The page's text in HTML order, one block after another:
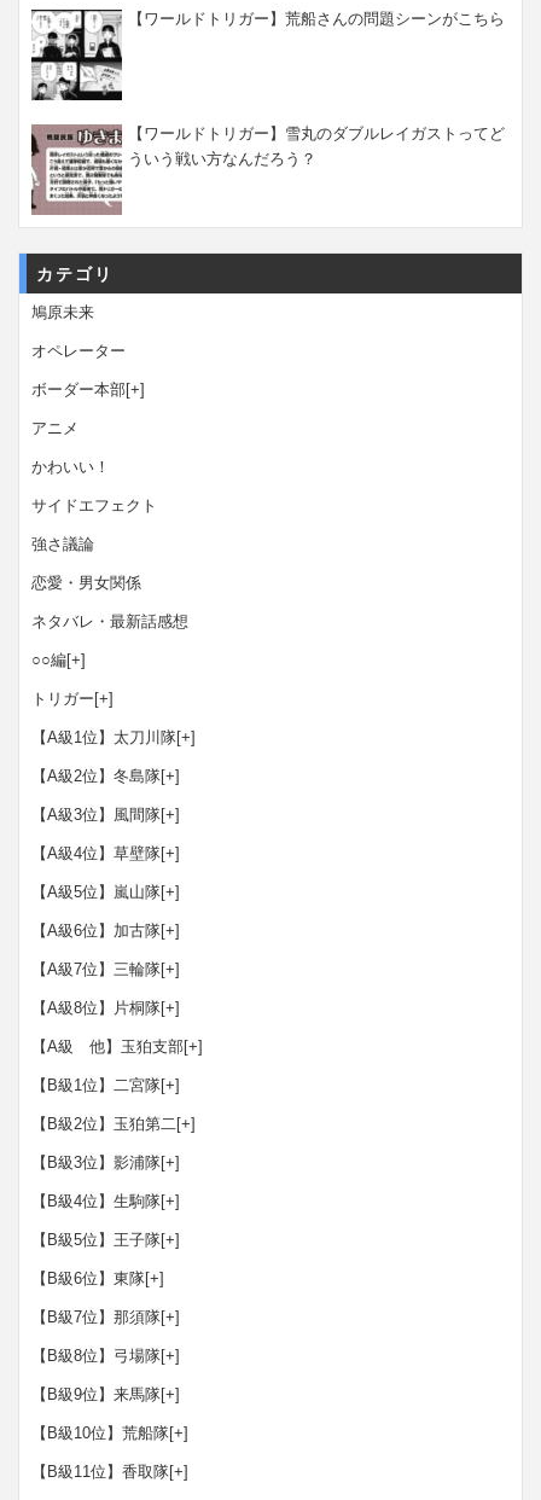
【ワールドトリガー】荒船さんの問題シーンがこちら
【ワールドトリガー】雪丸のダブルレイガストってど
ういう戦い方なんだろう？
カテゴリ
鳩原未来
オペレーター
ボーダー本部[+]
アニメ
かわいい！
サイドエフェクト
強さ議論
恋愛・男女関係
ネタバレ・最新話感想
○○編[+]
トリガー [+]
【A級1位】太刀川隊[+]
【A級2位】冬島隊[+]
【A級3位】風間隊[+]
【A級4位】草壁隊[+]
【A級5位】嵐山隊[+]
【A級6位】加古隊[+]
【A級7位】三輪隊[+]
【A級8位】片桐隊[+]
【A級 他】玉狛支部[+]
【B級1位】二宮隊[+]
【B級2位】玉狛第二[+]
【B級3位】影浦隊[+]
【B級4位】生駒隊[+]
【B級5位】王子隊[+]
【B級6位】東隊[+]
【B級7位】那須隊[+]
【B級8位】弓場隊[+]
【B級9位】来馬隊[+]
【B級10位】荒船隊[+]
【B級11位】香取隊[+]